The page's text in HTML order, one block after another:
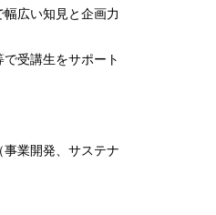
広い知見と企画力
受講生をサポート
事業開発、サステナ